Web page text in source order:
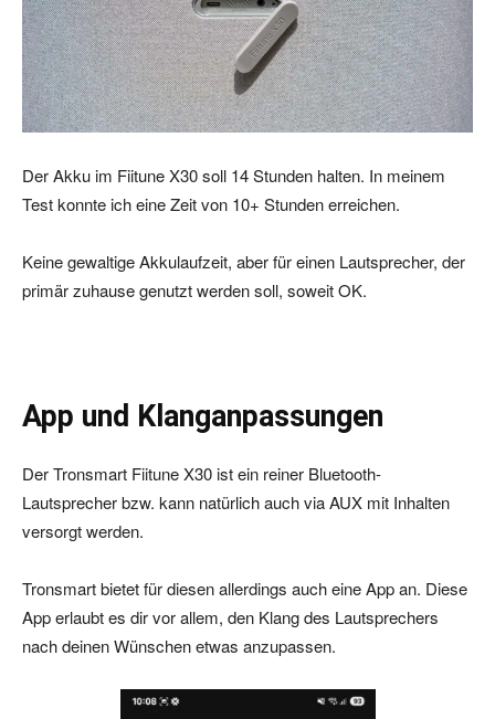
Der Akku im Fiitune X30 soll 14 Stunden halten. In meinem
Test konnte ich eine Zeit von 10+ Stunden erreichen.
Keine gewaltige Akkulaufzeit, aber für einen Lautsprecher, der
primär zuhause genutzt werden soll, soweit OK.
App und Klanganpassungen
Der Tronsmart Fiitune X30 ist ein reiner Bluetooth-
Lautsprecher bzw. kann natürlich auch via AUX mit Inhalten
versorgt werden.
Tronsmart bietet für diesen allerdings auch eine App an. Diese
App erlaubt es dir vor allem, den Klang des Lautsprechers
nach deinen Wünschen etwas anzupassen.